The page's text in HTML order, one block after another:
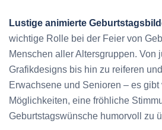
Lustige animierte
wichtige Rolle bei der Feier von
Menschen aller Altersgruppen. Von
Grafikdesigns bis hin zu reiferen
Erwachsene und Senioren – es gibt
Möglichkeiten, eine fröhliche
Geburtstagswünsche humorvoll zu